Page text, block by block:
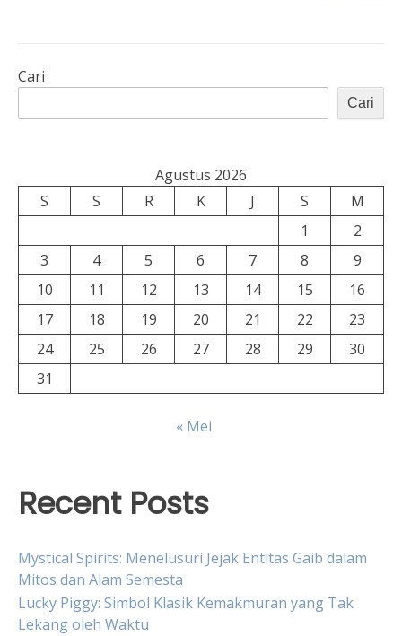
Cari
Cari
Agustus 2026
S
S R K J S
M
1
2
3
4 5 6 7 8
9
10
11 12 13 14 15
16
17
18 19 20 21 22
23
24
25 26 27 28 29
30
31
« Mei
Recent Posts
Mystical Spirits: Menelusuri Jejak Entitas Gaib dalam
Mitos dan Alam Semesta
Lucky Piggy: Simbol Klasik Kemakmuran yang Tak
Lekang oleh Waktu